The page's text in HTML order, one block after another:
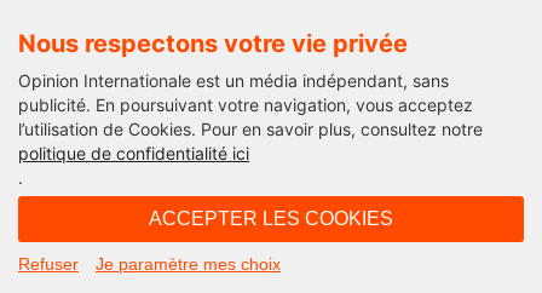
Nous respectons votre vie privée
Opinion Internationale est un média indépendant, sans
publicité. En poursuivant votre navigation, vous acceptez
l’utilisation de Cookies. Pour en savoir plus, consultez notre
politique de confidentialité ici
.
ACCEPTER LES COOKIES
Refuser Je paramètre mes choix
Edito
Michel Taube à propos de la